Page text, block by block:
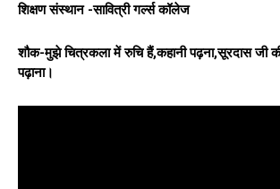
शिक्षण संस्थान -सावित्री गर्ल्स कॉलेज
शौक-मुझे चित्रकला में रुचि हैं,कहानी पढ़ना,सूरदास जी
पढ़ाना।